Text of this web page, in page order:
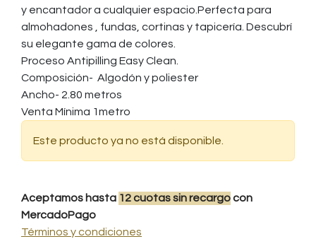
y encantador a cualquier espacio.Perfecta para
almohadones , fundas, cortinas y tapicería. Descubrí
su elegante gama de colores.
Proceso Antipilling Easy Clean.
Composición- Algodón y poliester
Ancho- 2.80 metros
Venta Mínima 1metro
Este producto ya no está disponible.
Aceptamos hasta 12cuotassin recargocon
MercadoPago
Términos y condiciones